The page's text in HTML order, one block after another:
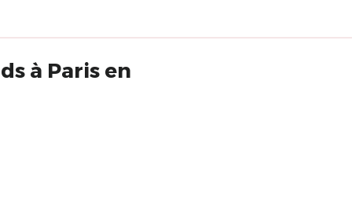
à Paris en